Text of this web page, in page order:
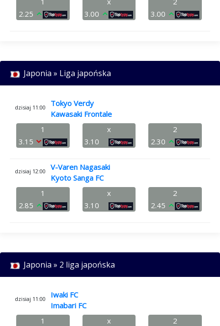
2.25
3.00
3.00
Japonia » Liga japońska
dzisiaj 11:00
Tokyo Verdy
Kawasaki Frontale
1
3.15
x
3.10
2
2.30
dzisiaj 12:00
V-Varen Nagasaki
Kyoto Sanga FC
1
2.85
x
3.10
2
2.45
Japonia » 2 liga japońska
dzisiaj 11:00
Iwaki FC
Imabari FC
1
x
2